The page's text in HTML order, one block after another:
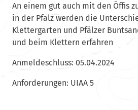
An einem gut auch mit den Öffis
in der Pfalz werden die
Klettergarten und Pfälzer
und beim Klettern erfahren
Anmeldeschluss: 05.04.2024
Anforderungen: UIAA 5